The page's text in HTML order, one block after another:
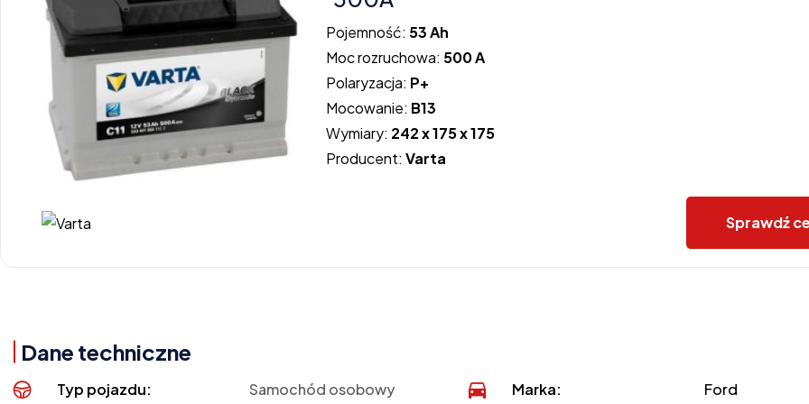
Pojemność: 53 Ah
Moc rozruchowa: 500 A
Polaryzacja: P+
Mocowanie: B13
Wymiary: 242 x 175 x 175
Producent:Varta
Sprawdź
Dane techniczne
Typ pojazdu: Samochód osobowy Marka: Ford